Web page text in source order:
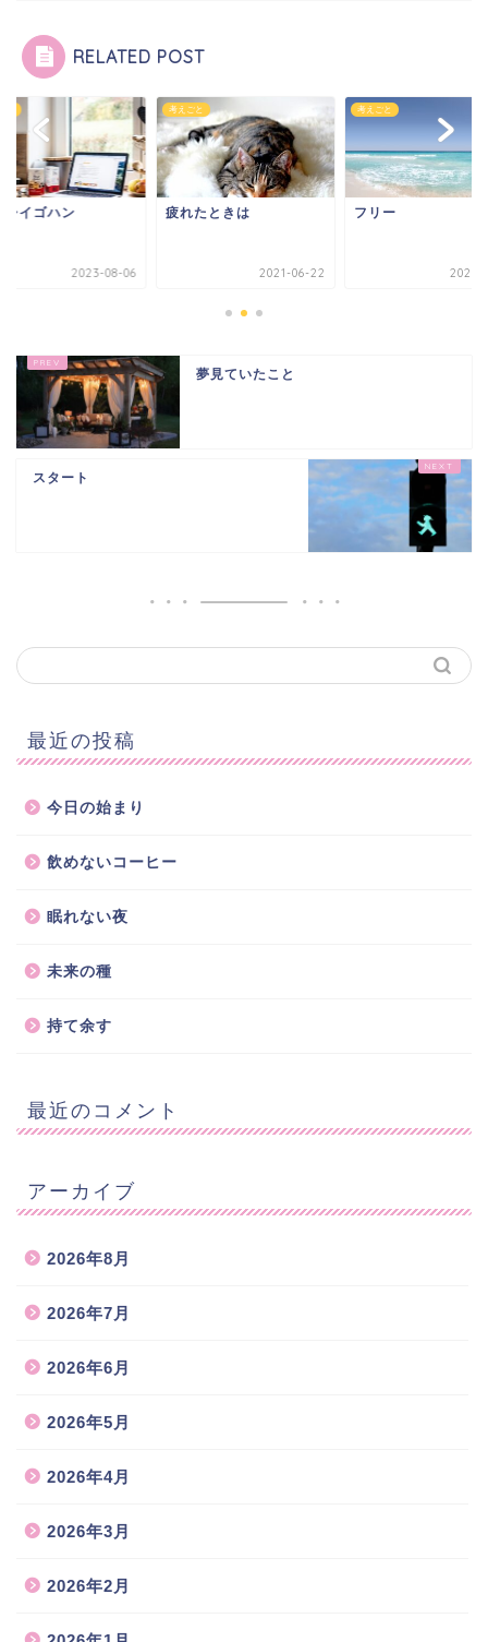
RELATED POST
シイゴハン
2023-08-06
考えごと
疲れたときは
2021-06-22
考えごと
フリー
2021-
夢見ていたこと
スタート
最近の投稿
今日の始まり
飲めないコーヒー
眠れない夜
未来の種
持て余す
最近のコメント
アーカイブ
2026年8月
2026年7月
2026年6月
2026年5月
2026年4月
2026年3月
2026年2月